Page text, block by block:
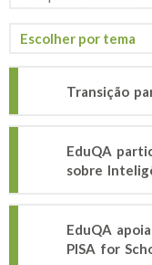
Transição
EduQA
sobre
EduQA
PISA for